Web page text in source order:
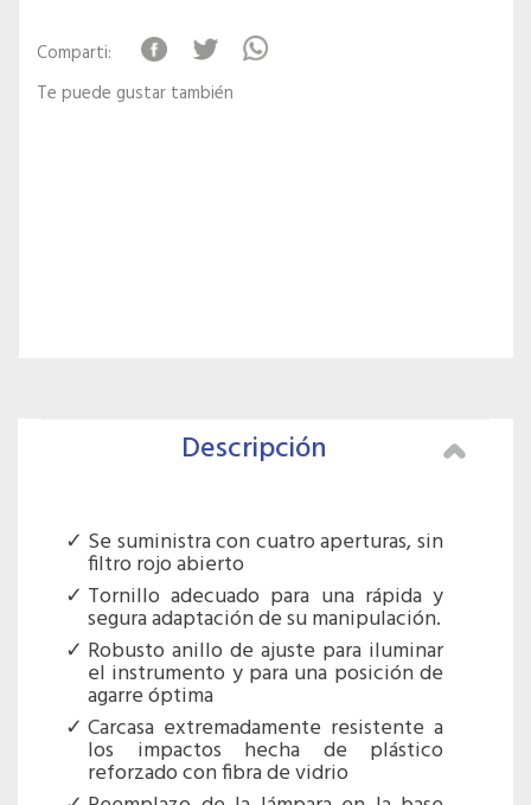
Comparti:
Te puede gustar también
Descripción
Se suministra con cuatro aperturas, sin
filtro rojo abierto
Tornillo adecuado para una rápida y
segura adaptación de su manipulación.
Robusto anillo de ajuste para iluminar
el instrumento y para una posición de
agarre óptima
Carcasa extremadamente resistente a
los impactos hecha de plástico
reforzado con fibra de vidrio